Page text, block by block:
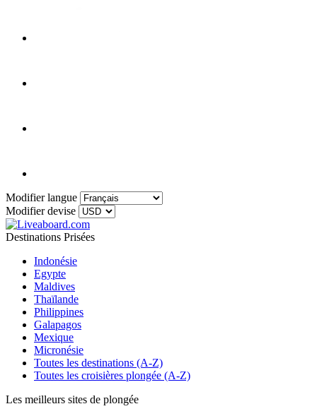
Modifier langue
Modifier devise
Destinations Prisées
Indonésie
Egypte
Maldives
Thaïlande
Philippines
Galapagos
Mexique
Micronésie
Toutes les destinations (A-Z)
Toutes les croisières plongée (A-Z)
Les meilleurs sites de plongée